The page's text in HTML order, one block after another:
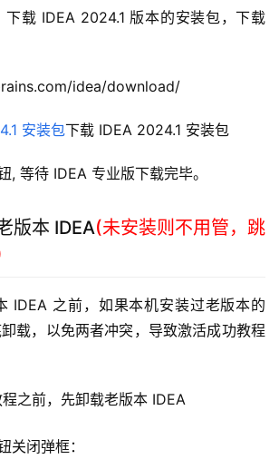
下载 IDEA 2024.1 版本的安装包，下载
idea/download/
下载 IDEA 2024.1 安装包
, 等待 IDEA 专业版下载完毕。
版本 IDEA(未安装则不用管，跳
IDEA 之前，如果本机安装过老版本的
载，以免两者冲突，导致激活成功教程
之前，先卸载老版本 IDEA
关闭弹框：